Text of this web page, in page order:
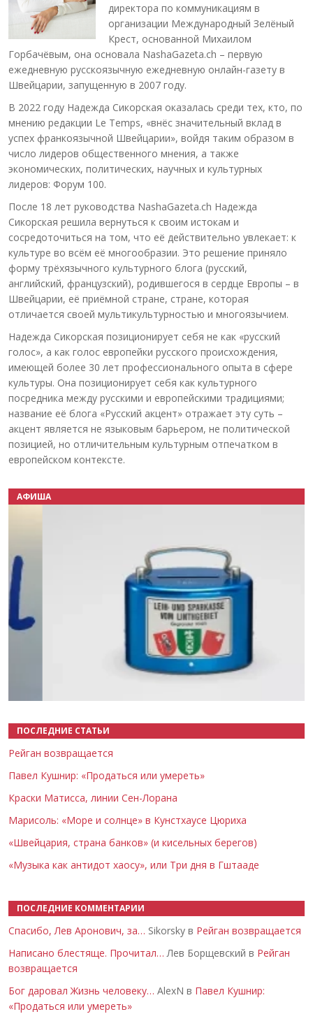
директора по коммуникациям в
организации Международный Зелёный
Крест, основанной Михаилом
Горбачёвым, она основала NashaGazeta.ch – первую
ежедневную русскоязычную ежедневную онлайн-газету в
Швейцарии, запущенную в 2007 году.
В 2022 году Надежда Сикорская оказалась среди тех, кто, по
мнению редакции Le Temps, «внёс значительный вклад в
успех франкоязычной Швейцарии», войдя таким образом в
число лидеров общественного мнения, а также
экономических, политических, научных и культурных
лидеров: Форум 100.
После 18 лет руководства NashaGazeta.ch Надежда
Сикорская решила вернуться к своим истокам и
сосредоточиться на том, что её действительно увлекает: к
культуре во всём её многообразии. Это решение приняло
форму трёхязычного культурного блога (русский,
английский, французский), родившегося в сердце Европы – в
Швейцарии, её приёмной стране, стране, которая
отличается своей мультикультурностью и многоязычием.
Надежда Сикорская позиционирует себя не как «русский
голос», а как голос европейки русского происхождения,
имеющей более 30 лет профессионального опыта в сфере
культуры. Она позиционирует себя как культурного
посредника между русскими и европейскими традициями;
название её блога «Русский акцент» отражает эту суть –
акцент является не языковым барьером, не политической
позицией, но отличительным культурным отпечатком в
европейском контексте.
АФИША
ПОСЛЕДНИЕ СТАТЬИ
Рейган возвращается
Павел Кушнир: «Продаться или умереть»
Краски Матисса, линии Сен-Лорана
Марисоль: «Море и солнце» в Кунстхаусе Цюриха
«Швейцария, страна банков» (и кисельных берегов)
«Музыка как антидот хаосу», или Три дня в Гштааде
ПОСЛЕДНИЕ КОММЕНТАРИИ
Спасибо, Лев Аронович, за… Sikorsky в Рейган возвращается
Написано блестяще. Прочитал… Лев Борщевский в Рейган
возвращается
Бог даровал Жизнь человеку… AlexN в Павел Кушнир:
«Продаться или умереть»